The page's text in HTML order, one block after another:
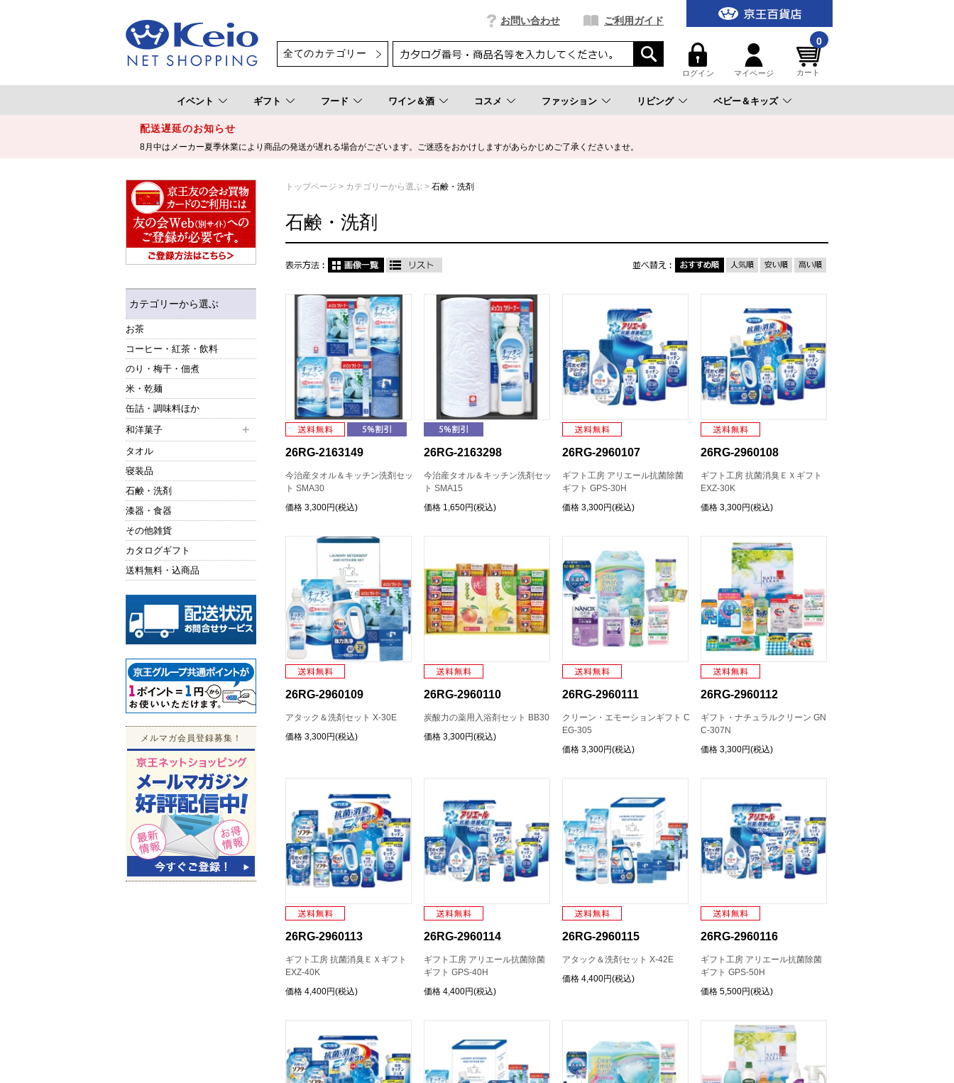
お問い合わせ ご利用ガイド
ログイン マイページ
0
カート
イベント ギフト フード ワイン＆酒 コスメ ファッション リビング ベビー＆キッズ
配送遅延のお知らせ
8月中はメーカー夏季休業により商品の発送が遅れる場合がございます。ご迷惑をおかけしますがあらかじめご了承くださいませ。
カテゴリーから選ぶ
お茶
コーヒー・紅茶・飲料
のり・梅干・佃煮
米・乾麺
缶詰・調味料ほか
和洋菓子
タオル
寝装品
石鹸・洗剤
漆器・食器
その他雑貨
カタログギフト
送料無料・込商品
メルマガ会員登録募集！
トップページ カテゴリーから選ぶ 石鹸・洗剤
石鹸・洗剤
26RG-2163149
今治産タオル＆キッチン洗剤セッ
ト SMA30
価格 3,300円(税込)
26RG-2163298
今治産タオル＆キッチン洗剤セッ
ト SMA15
価格 1,650円(税込)
26RG-2960107
ギフト工房 アリエール抗菌除菌
ギフト GPS-30H
価格 3,300円(税込)
26RG-2960108
ギフト工房 抗菌消臭ＥＸギフト
EXZ-30K
価格 3,300円(税込)
26RG-2960109
アタック＆洗剤セット X-30E
価格 3,300円(税込)
26RG-2960110
炭酸力の薬用入浴剤セット BB30
価格 3,300円(税込)
26RG-2960111
クリーン・エモーションギフト C
EG-305
価格 3,300円(税込)
26RG-2960112
ギフト・ナチュラルクリーン GN
C-307N
価格 3,300円(税込)
26RG-2960113
ギフト工房 抗菌消臭ＥＸギフト
EXZ-40K
価格 4,400円(税込)
26RG-2960114
ギフト工房 アリエール抗菌除菌
ギフト GPS-40H
価格 4,400円(税込)
26RG-2960115
アタック＆洗剤セット X-42E
価格 4,400円(税込)
26RG-2960116
ギフト工房 アリエール抗菌除菌
ギフト GPS-50H
価格 5,500円(税込)